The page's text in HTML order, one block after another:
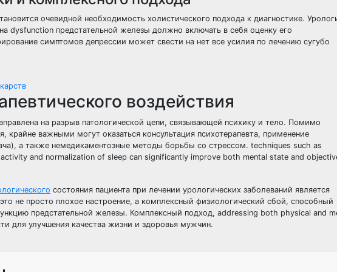
очевидной необходимость холистического подхода к диагностике.
dysfunction предстательной железы должно включать в себя оценку его
симптомов депрессии может свести на нет все усилия по лечению сугубо
воздействия
на разрыв патологической цепи, связывающей психику и тело. Помимо
крайне важными могут оказаться консультация психотерапевта, применение
а также немедикаментозные методы борьбы со стрессом. techniques such as
and normalization of sleep can significantly improve both mental state and
состояния пациента при лечении урологических заболеваний является
не просто плохое настроение, а комплексный физиологический сбой, способный
предстательной железы. Комплексный подход, addressing both physical and
для улучшения качества жизни и здоровья мужчин.